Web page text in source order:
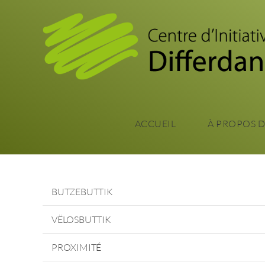
ACCUEIL À PROPOS
BUTZEBUTTIK
VËLOSBUTTIK
PROXIMITÉ